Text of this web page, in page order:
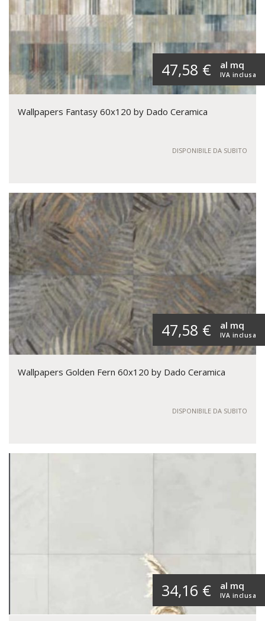
47,58 € IVA inclusa
al mq
Wallpapers Fantasy 60x120 by Dado Ceramica
DISPONIBILE DA SUBITO
47,58 € IVA inclusa
al mq
Wallpapers Golden Fern 60x120 by Dado Ceramica
DISPONIBILE DA SUBITO
34,16 € IVA inclusa
al mq